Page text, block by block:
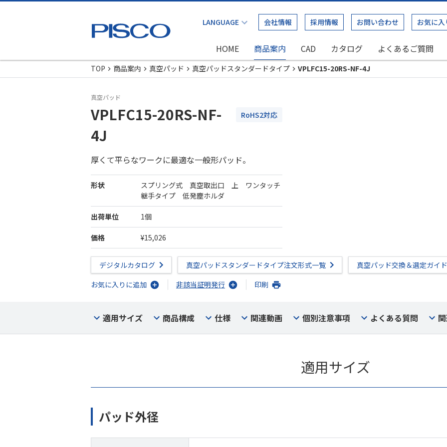
会社情報 採用情報 お問い合わせ お気に入
HOME 商品案内 CAD カタログ よくあるご質問
TOP
商品案内 真空パッド 真空パッドスタンダードタイプ VPLFC15-20RS-NF-4J
真空パッド
VPLFC15-20RS-NF-
4J
RoHS2対応
厚くて平らなワークに最適な一般形パッド。
形状
スプリング式 真空取出口 上 ワンタッチ
継手タイプ 低発塵ホルダ
出荷単位 1個
価格 ¥15,026
デジタルカタログ 真空パッドスタンダードタイプ注文形式一覧
真空パッド交換＆選定ガイド
お気に入りに追加
非該当証明発行 印刷
適用サイズ 商品構成 仕様 関連動画 個別注意事項 よくある質問
適用サイズ
パッド外径